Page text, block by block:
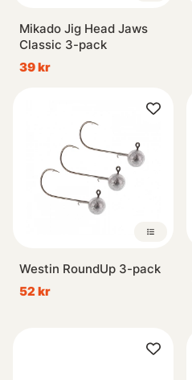
Mikado Jig Head Jaws
Classic 3-pack
39 kr
Westin RoundUp 3-pack
52 kr